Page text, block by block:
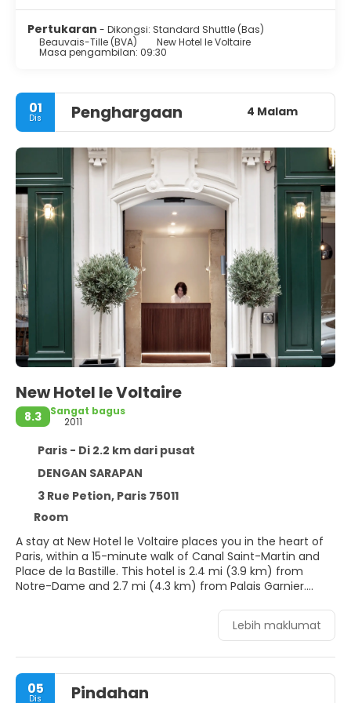
Pertukaran - Dikongsi: Standard Shuttle (Bas)
Beauvais-Tille (BVA)
New Hotel le Voltaire
Masa pengambilan: 09:30
01
Dis Penghargaan 4 Malam
New Hotel le Voltaire
8.3
Sangat bagus
2011
Paris - Di 2.2 km dari pusat
DENGAN SARAPAN
3 Rue Petion, Paris 75011
Room
A stay at New Hotel le Voltaire places you in the heart of
Paris, within a 15-minute walk of Canal Saint-Martin and
Place de la Bastille. This hotel is 2.4 mi (3.9 km) from
Notre-Dame and 2.7 mi (4.3 km) from Palais Garnier.
Make use of convenient amenities such as
complimentary wireless internet access, babysitting, and
Make yourself at home in one of the 48 individually
furnished guestrooms. Satellite television is provided for
Lebih maklumat
05
Dis Pindahan